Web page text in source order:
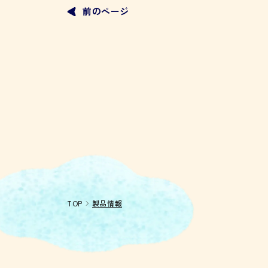
前のページ
TOP 製品情報